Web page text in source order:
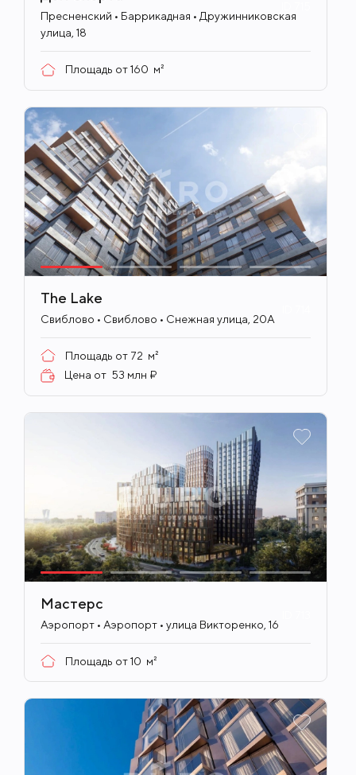
Пресненский • Баррикадная • Дружинниковская
улица, 18
Площадь от160 м²
The Lake
Свиблово • Свиблово • Снежная улица, 20А
Площадь от 72 м²
Цена от 53 млн ₽
Мастерс
Аэропорт • Аэропорт • улица Викторенко, 16
Площадь от10 м²